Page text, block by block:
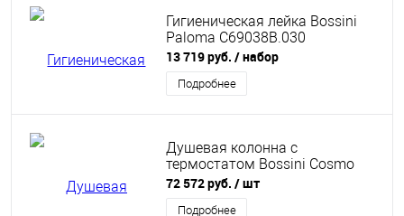
Гигиеническая лейка Bossini
Paloma C69038B.030
13 719 руб. / набор
Подробнее
Душевая колонна с
термостатом Bossini Cosmo
72 572 руб. / шт
Подробнее